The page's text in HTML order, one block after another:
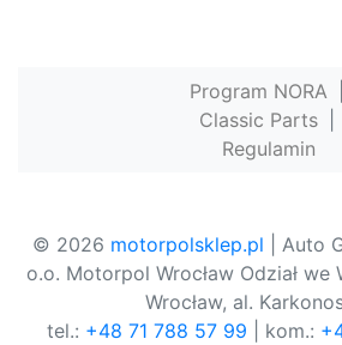
Program NORA
Classic Parts
Regulamin
© 2026 motorpolsklep.pl | Auto
o.o. Motorpol Wrocław Odział we
Wrocław, al.
tel.: +48 71 788 57 99 | kom.: